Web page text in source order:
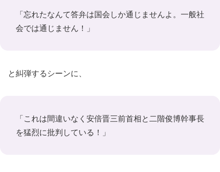
「忘れたなんて答弁は国会しか通じませんよ。一般社
会では通じません！」
と糾弾するシーンに、
「これは間違いなく安倍晋三前首相と二階俊博幹事長
を猛烈に批判している！」